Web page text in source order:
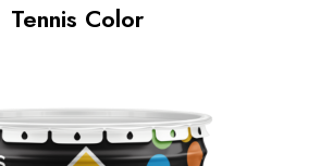
Tennis Color